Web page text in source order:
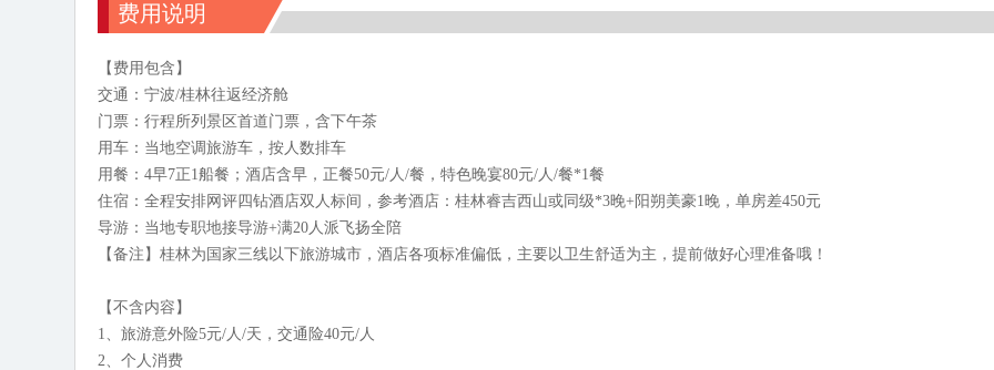
费用说明
【费用包含】
交通：宁波/桂林往返经济舱
门票：行程所列景区首道门票，含下午茶
用车：当地空调旅游车，按人数排车
用餐：4早7正1船餐；酒店含早，正餐50元/人/餐，特色晚宴80元/人/餐*1餐
住宿：全程安排网评四钻酒店双人标间，参考酒店：桂林睿吉西山或同级*3晚+阳朔美豪1晚，单房差450元
导游：当地专职地接导游+满20人派飞扬全陪
【备注】桂林为国家三线以下旅游城市，酒店各项标准偏低，主要以卫生舒适为主，提前做好心理准备哦！
【不含内容】
1、旅游意外险5元/人/天，交通险40元/人
2、个人消费